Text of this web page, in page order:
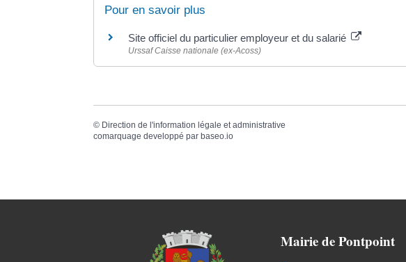
Pour en savoir plus
Site officiel du particulier employeur et du salarié
Urssaf Caisse nationale (ex-Acoss)
© Direction de l'information légale et administrative
comarquage developpé parbaseo.io
Mairie de Pontpoint